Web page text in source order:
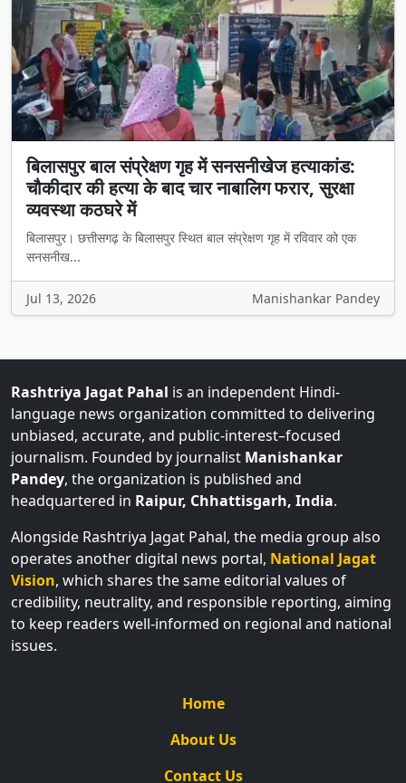
बिलासपुर बाल संप्रेक्षण गृह में सनसनीखेज हत्याकांड:
चौकीदार की हत्या के बाद चार नाबालिग फरार, सुरक्षा
व्यवस्था कठघरे में
बिलासपुर। छत्तीसगढ़ के बिलासपुर स्थित बाल संप्रेक्षण गृह में रविवार को एक
सनसनीख...
Jul 13, 2026 Manishankar Pandey
Rashtriya Jagat Pahal is an independent Hindi-
language news organization committed to delivering
unbiased, accurate, and public-interest–focused
journalism. Founded by journalist Manishankar
Pandey, the organization is published and
headquartered in Raipur, Chhattisgarh, India.
Alongside Rashtriya Jagat Pahal, the media group also
operates another digital news portal, National Jagat
Vision, which shares the same editorial values of
credibility, neutrality, and responsible reporting, aiming
to keep readers well-informed on regional and national
issues.
Home
About Us
Contact Us